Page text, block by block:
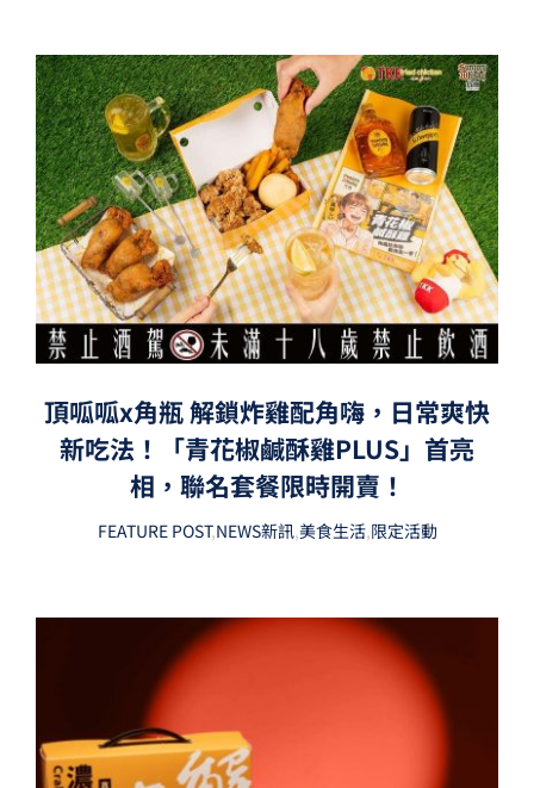
頂呱呱x角瓶 解鎖炸雞配角嗨，日常爽快
新吃法！「青花椒鹹酥雞PLUS」首亮
相，聯名套餐限時開賣！
FEATURE POST,NEWS新訊,美食生活,限定活動